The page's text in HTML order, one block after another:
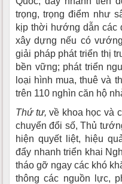
trọng, trọng điểm như
kịp thời hướng dẫn các
xây dựng nếu có
giải pháp phát triển thị
bền vững; phát triển
loại hình mua, thuê và
trên 110 nghìn căn hộ
Thứ tư,về khoa học và
chuyển đổi số, Thủ
hiện quyết liệt, hiệu
đẩy nhanh triển khai
tháo gỡ ngay các khó
thông các nguồn lực,